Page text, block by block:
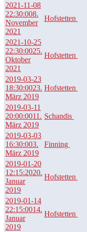
2021-11-08
22:30:008.
November
2021
Hofstetten
2021-10-25
22:30:0025.
Oktober
2021
Hofstetten
2019-03-23
18:30:0023.
März 2019
Hofstetten
2019-03-11
20:00:0011.
März 2019
Schandis
2019-03-03
16:30:003.
März 2019
Finning
2019-01-20
12:15:2020.
Januar
2019
Hofstetten
2019-01-14
22:15:0014.
Januar
2019
Hofstetten